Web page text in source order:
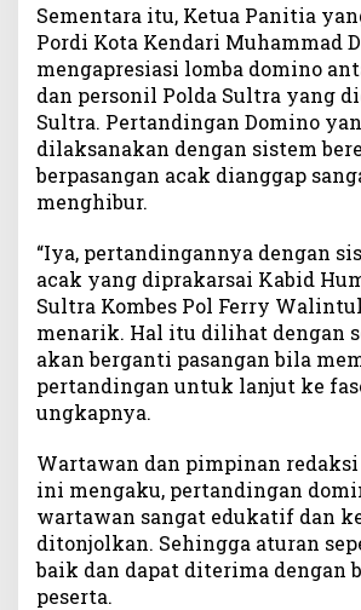
Sementara itu, Ketua Panitia
Pordi Kota Kendari Muhammad
mengapresiasi lomba domino
dan personil Polda Sultra yang
Sultra. Pertandingan Domino
dilaksanakan dengan sistem
berpasangan acak dianggap
menghibur.
“Iya, pertandingannya dengan
acak yang diprakarsai Kabid
Sultra Kombes Pol Ferry
menarik. Hal itu dilihat dengan
akan berganti pasangan bila
pertandingan untuk lanjut ke
ungkapnya.
Wartawan dan pimpinan
ini mengaku, pertandingan
wartawan sangat edukatif dan
ditonjolkan. Sehingga aturan
baik dan dapat diterima dengan
peserta.